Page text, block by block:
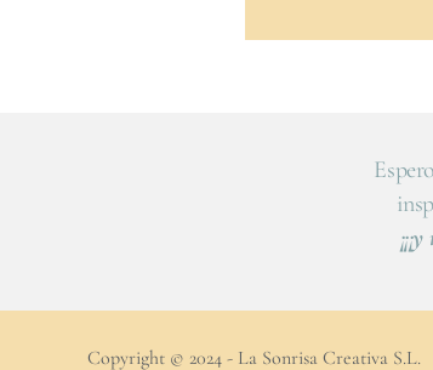
Copyright © 2024 - La Sonrisa Creativa S.L.